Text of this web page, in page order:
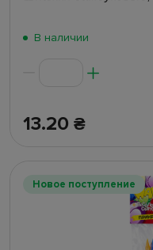
В наличии
13.20 ₴
Новое поступление